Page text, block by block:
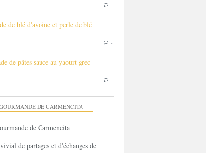
DE CARMENCITA
de partages et d'échanges de
de blé d'avoine et perle de blé
de pâtes sauce au yaourt grec